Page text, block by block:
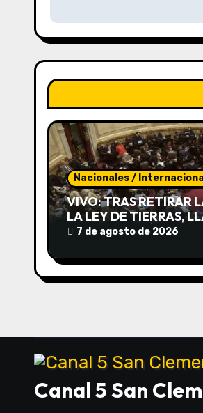
e
g
a
c
i
ó
n
d
e
e
r
a
Nacionales /
VIVO: TRAS RETIRAR
LA LEY DE TIERRAS,
MEDIA SANCIÓN DE
7 de agosto de 2026
Canal 5 San